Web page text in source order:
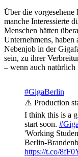
Über die vorgesehene
manche Interessierte
Menschen hätten
Unternehmens,
Nebenjob in der
sein, zu ihrer
– wenn auch natürlich
#GigaBerlin
⚠️ Production
I think this is a
start soon.
'Working
Berlin-
https://t.co/